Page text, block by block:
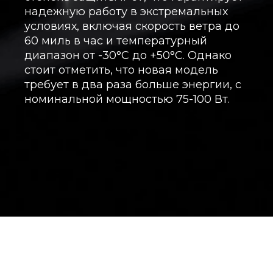
надежную работу в экстремальных
условиях, включая скорость ветра до
60 миль в час и температурный
диапазон от -30°C до +50°C. Однако
стоит отметить, что новая модель
требует в два раза больше энергии, с
номинальной мощностью 75-100 Вт.